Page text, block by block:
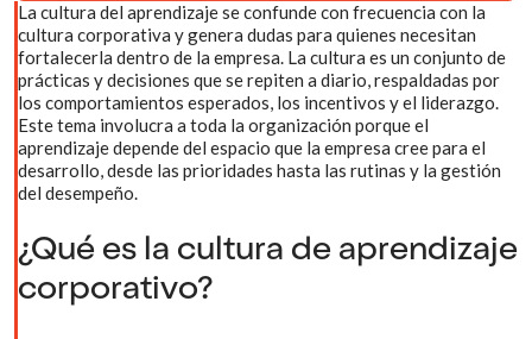
La cultura del aprendizaje se confunde con frecuencia con la
cultura corporativa y genera dudas para quienes necesitan
fortalecerla dentro de la empresa. La cultura es un conjunto de
prácticas y decisiones que se repiten a diario, respaldadas por
los comportamientos esperados, los incentivos y el liderazgo.
Este tema involucra a toda la organización porque el
aprendizaje depende del espacio que la empresa cree para el
desarrollo, desde las prioridades hasta las rutinas y la gestión
del desempeño.
¿Qué es la cultura de aprendizaje
corporativo?